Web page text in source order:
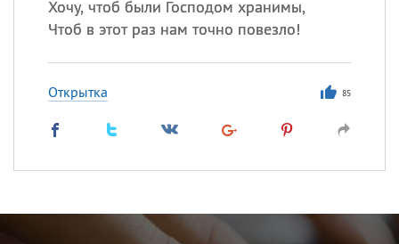
Хочу, чтоб были Господом хранимы,
Чтоб в этот раз нам точно повезло!
Открытка 85